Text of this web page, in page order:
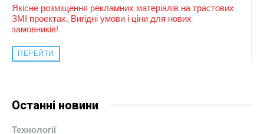
Якісне розміщення рекламних матеріалів на трастових
ЗМІ проектах. Вигідні умови і ціни для нових
замовників!
ПЕРЕЙТИ
Останні новини
Технології